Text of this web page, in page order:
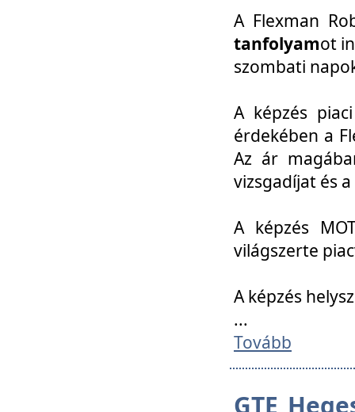
A Flexman
tanfolyamot
szombati
A képzés
érdekében a
Az ár
vizsgadíjat és
A képzés
világszerte
A képzés
...
Tovább
GTE